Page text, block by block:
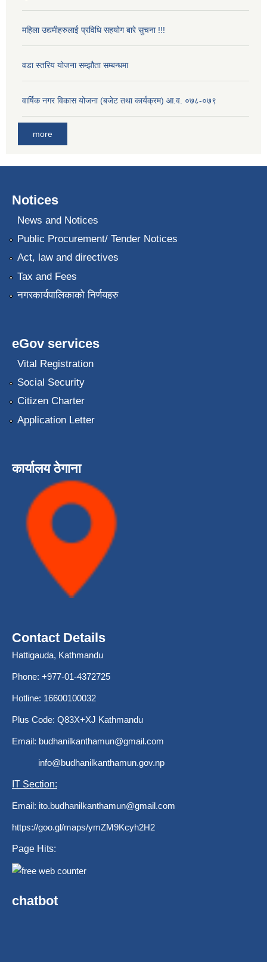
महिला उद्यमीहरुलाई प्रविधि सहयोग बारे सुचना !!!
वडा स्तरिय योजना सम्झौता सम्बन्धमा
वार्षिक नगर विकास योजना (बजेट तथा कार्यक्रम) आ.व. ०७८-०७९
more
Notices
News and Notices
Public Procurement/ Tender Notices
Act, law and directives
Tax and Fees
नगरकार्यपालिकाको निर्णयहरु
eGov services
Vital Registration
Social Security
Citizen Charter
Application Letter
कार्यालय ठेगाना
Contact Details
Hattigauda, Kathmandu
Phone: +977-01-4372725
Hotline: 16600100032
Plus Code: Q83X+XJ Kathmandu
Email: budhanilkanthamun@gmail.com
info@budhanilkanthamun.gov.np
IT Section:
Email: ito.budhanilkanthamun@gmail.com
https://goo.gl/maps/ymZM9Kcyh2H2
Page Hits:
chatbot